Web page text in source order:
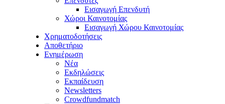
Εισαγωγή Επενδυτή
Χώροι Καινοτομίας
Εισαγωγή Χώρου Καινοτομίας
Χρηματοδοτήσεις
Αποθετήριο
Ενημέρωση
Νέα
Εκδηλώσεις
Εκπαίδευση
Newsletters
Crowdfundmatch